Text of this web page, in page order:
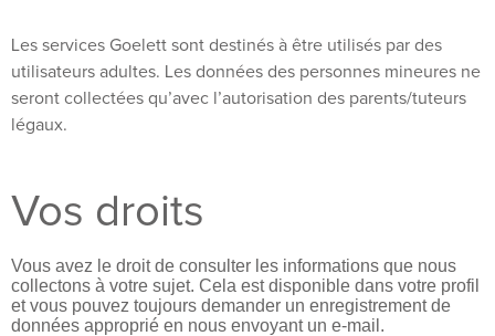
Les services Goelett sont destinés à être utilisés par des
utilisateurs adultes. Les données des personnes mineures ne
seront collectées qu’avec l’autorisation des parents/tuteurs
légaux.
Vos droits
Vous avez le droit de consulter les informations que nous
collectons à votre sujet. Cela est disponible dans votre profil
et vous pouvez toujours demander un enregistrement de
données approprié en nous envoyant un e-mail.